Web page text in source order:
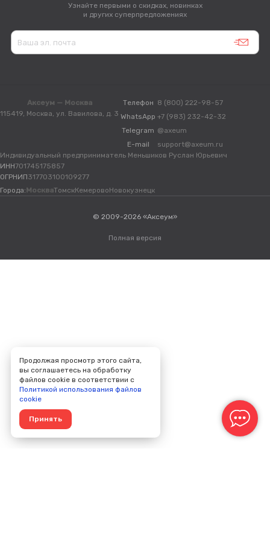
Узнайте первыми о скидках, новинках
и других суперпредложениях
Аксеум — Москва
115419, Москва, ул. Вавилова, д. 3
Телефон 8 (800) 222-98-57
WhatsApp +7 (983) 232-42-32
Telegram @axeum
E-mail
support@axeum.ru
Индивидуальный предприниматель Меньшиков Руслан Юрьевич
ИНН701745175857
ОГРНИП317703100109277
Города: МоскваТомскКемеровоНовокузнецк
© 2009-2026 «Аксеум»
Полная версия
Продолжая просмотр этого сайта,
вы соглашаетесь на обработку
файлов cookie в соответствии с
Политикой использования файлов
cookie
Принять